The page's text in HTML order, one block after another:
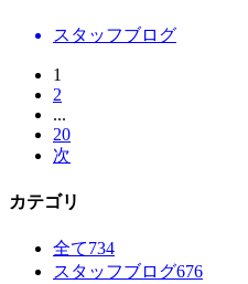
スタッフブログ
1
2
...
20
次
カテゴリ
全て734
スタッフブログ676